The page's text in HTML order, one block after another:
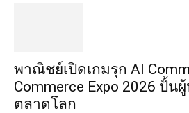
พาณิชย์เปิดเกมรุก AI
Commerce Expo 2026 ปั้น
ตลาดโลก